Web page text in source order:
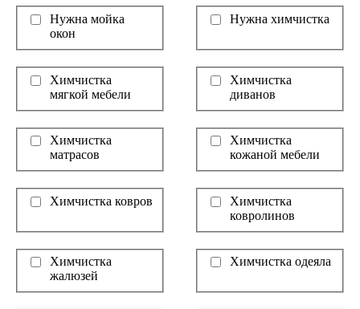
Нужна мойка
окон
Нужна химчистка
Химчистка
мягкой мебели
Химчистка
диванов
Химчистка
матрасов
Химчистка
кожаной мебели
Химчистка ковров
Химчистка
ковролинов
Химчистка
жалюзей
Химчистка одеяла